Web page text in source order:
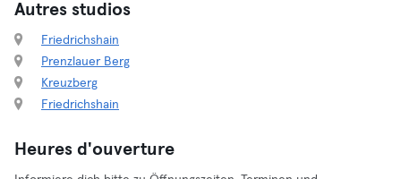
Autres studios
Friedrichshain
Prenzlauer Berg
Kreuzberg
Friedrichshain
Heures d'ouverture